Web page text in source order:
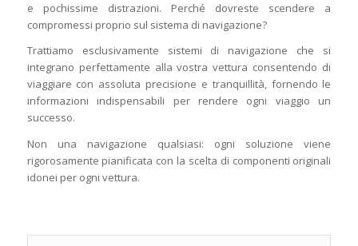
e pochissime distrazioni. Perché dovreste scendere a
compromessi proprio sul sistema di navigazione?
Trattiamo esclusivamente sistemi di navigazione che si
integrano perfettamente alla vostra vettura consentendo di
viaggiare con assoluta precisione e tranquillità, fornendo le
informazioni indispensabili per rendere ogni viaggio un
successo.
Non una navigazione qualsiasi: ogni soluzione viene
rigorosamente pianificata con la scelta di componenti originali
idonei per ogni vettura.